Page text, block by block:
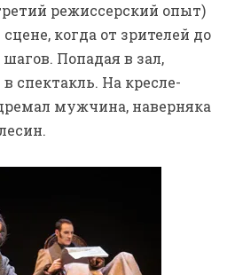
режиссерский опыт)
когда от зрителей до
Попадая в зал,
спектакль. На кресле-
мужчина, наверняка